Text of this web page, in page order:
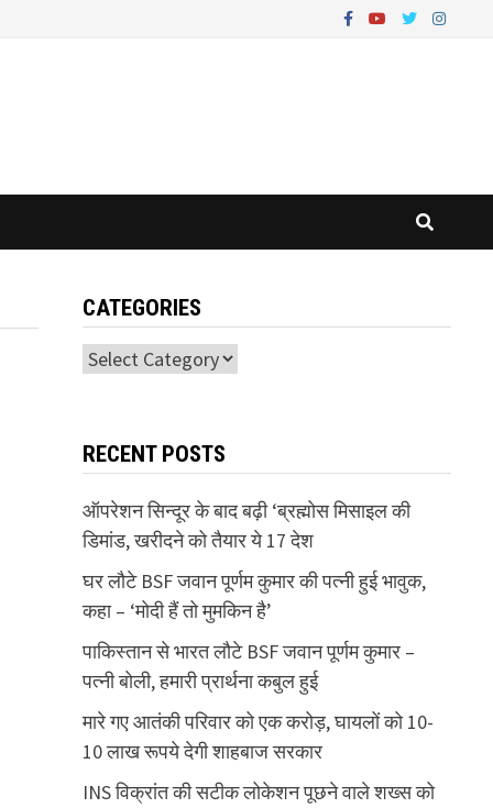
CATEGORIES
Categories
RECENT POSTS
ऑपरेशन सिन्दूर के बाद बढ़ी ‘ब्रह्मोस मिसाइल की
डिमांड, खरीदने को तैयार ये 17 देश
घर लौटे BSF जवान पूर्णम कुमार की पत्नी हुई भावुक,
कहा – ‘मोदी हैं तो मुमकिन है’
पाकिस्तान से भारत लौटे BSF जवान पूर्णम कुमार –
पत्नी बोली, हमारी प्रार्थना कबुल हुई
मारे गए आतंकी परिवार को एक करोड़, घायलों को 10-
10 लाख रूपये देगी शाहबाज सरकार
INS विक्रांत की सटीक लोकेशन पूछने वाले शख्स को